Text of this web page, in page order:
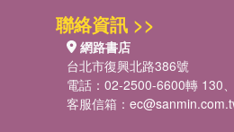
聯絡資訊 >>
網路書店
台北市復興北路386號
電話：02-2500-6600轉 130
客服信箱：